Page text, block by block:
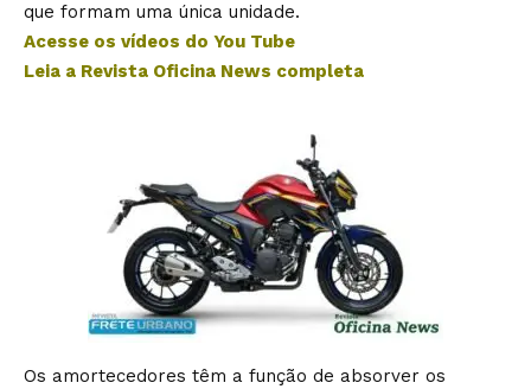
que formam uma única unidade.
Acesse os vídeos do You Tube
Leia a Revista Oficina News completa
Os amortecedores têm a função de absorver os